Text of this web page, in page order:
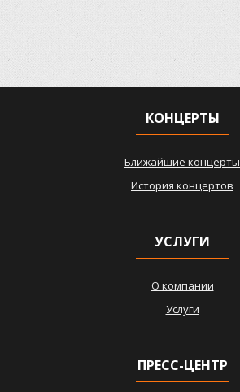
КОНЦЕРТЫ
Ближайшие концерты
История концертов
УСЛУГИ
О компании
Услуги
ПРЕСС-ЦЕНТР